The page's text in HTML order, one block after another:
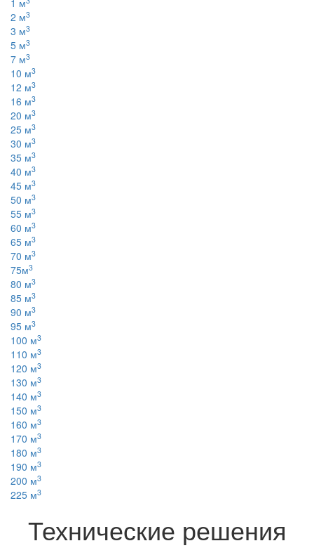
2 м3
3 м3
5 м3
7 м3
10 м3
12 м3
16 м3
20 м3
25 м3
30 м3
35 м3
40 м3
45 м3
50 м3
55 м3
60 м3
65 м3
70 м3
75м3
80 м3
85 м3
90 м3
95 м3
100 м3
110 м3
120 м3
130 м3
140 м3
150 м3
160 м3
170 м3
180 м3
190 м3
200 м3
225 м3
Технические решения